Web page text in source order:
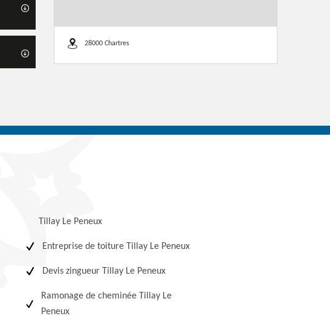
28000 Chartres
Tillay Le Peneux
Entreprise de toiture Tillay Le Peneux
Devis zingueur Tillay Le Peneux
Ramonage de cheminée Tillay Le
Peneux